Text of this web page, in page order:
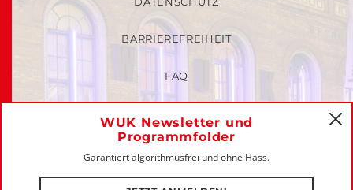
WUK Newsletter und
Programmfolder
Garantiert algorithmusfrei und ohne Hass.
BARRIEREFREIHEIT
FAQ
IMPRESSUM